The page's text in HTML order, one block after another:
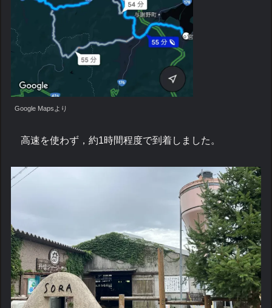
Google Mapsより
高速を使わず，約1時間程度で到着しました。